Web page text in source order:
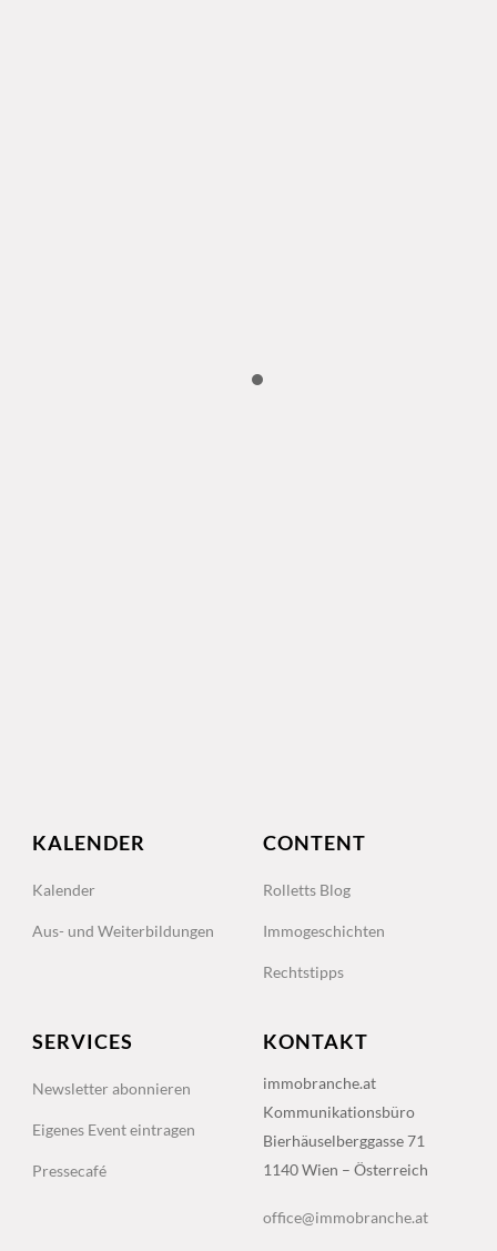
KALENDER
Kalender
Aus- und Weiterbildungen
CONTENT
Rolletts Blog
Immogeschichten
Rechtstipps
SERVICES
Newsletter abonnieren
Eigenes Event eintragen
Pressecafé
KONTAKT
immobranche.at
Kommunikationsbüro
Bierhäuselberggasse 71
1140 Wien – Österreich
office@immobranche.at